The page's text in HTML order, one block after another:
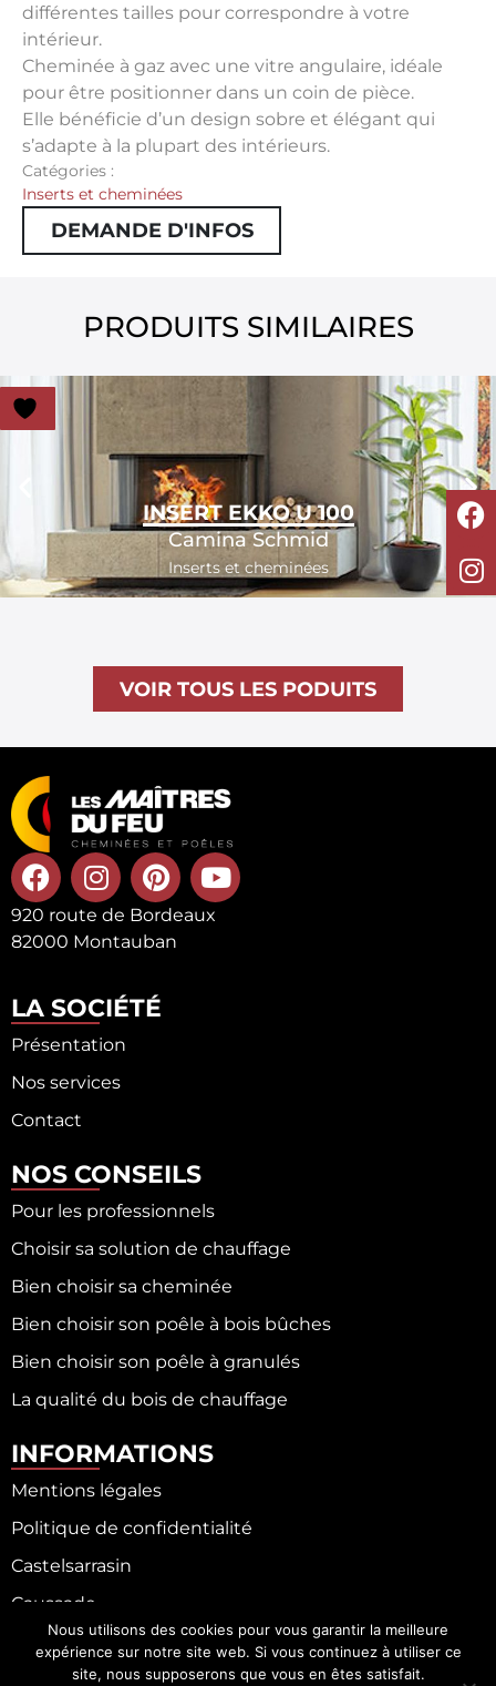
différentes tailles pour correspondre à votre
intérieur.
Cheminée à gaz avec une vitre angulaire, idéale
pour être positionner dans un coin de pièce.
Elle bénéficie d’un design sobre et élégant qui
s’adapte à la plupart des intérieurs.
Catégories :
Inserts et cheminées
DEMANDE D'INFOS
PRODUITS SIMILAIRES
INSERT EKKO U 100
Camina Schmid
Inserts et cheminées
VOIR TOUS LES PODUITS
920 route de Bordeaux
82000 Montauban
LA SOCIÉTÉ
Présentation
Nos services
Contact
NOS CONSEILS
Pour les professionnels
Choisir sa solution de chauffage
Bien choisir sa cheminée
Bien choisir son poêle à bois bûches
Bien choisir son poêle à granulés
La qualité du bois de chauffage
INFORMATIONS
Mentions légales
Politique de confidentialité
Castelsarrasin
Caussade
Fronton
Moissac
Nous utilisons des cookies pour vous garantir la meilleure
expérience sur notre site web. Si vous continuez à utiliser ce
site, nous supposerons que vous en êtes satisfait.